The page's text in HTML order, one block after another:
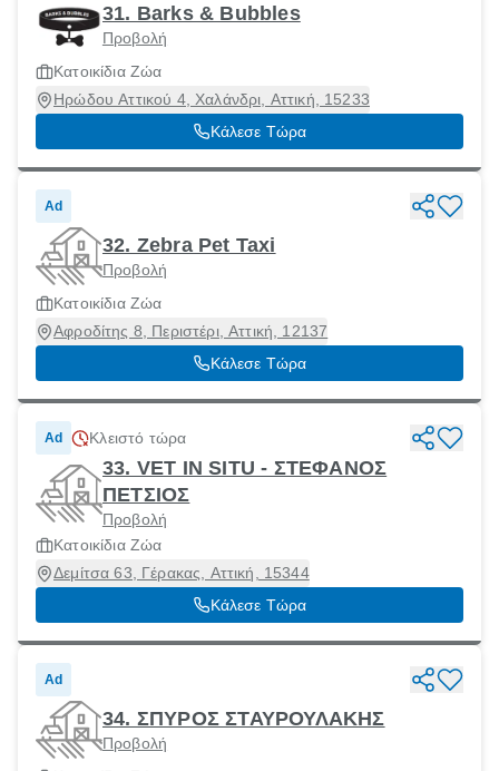
31. Barks & Bubbles
Προβολή
Κατοικίδια Ζώα
Ηρώδου Αττικού 4, Χαλάνδρι, Αττική, 15233
Κάλεσε Τώρα
Ad
32. Zebra Pet Taxi
Προβολή
Κατοικίδια Ζώα
Αφροδίτης 8, Περιστέρι, Αττική, 12137
Κάλεσε Τώρα
Ad Κλειστό τώρα
33. VET IN SITU - ΣΤΕΦΑΝΟΣ
ΠΕΤΣΙΟΣ
Προβολή
Κατοικίδια Ζώα
Δεμίτσα 63, Γέρακας, Αττική, 15344
Κάλεσε Τώρα
Ad
34. ΣΠΥΡΟΣ ΣΤΑΥΡΟΥΛΑΚΗΣ
Προβολή